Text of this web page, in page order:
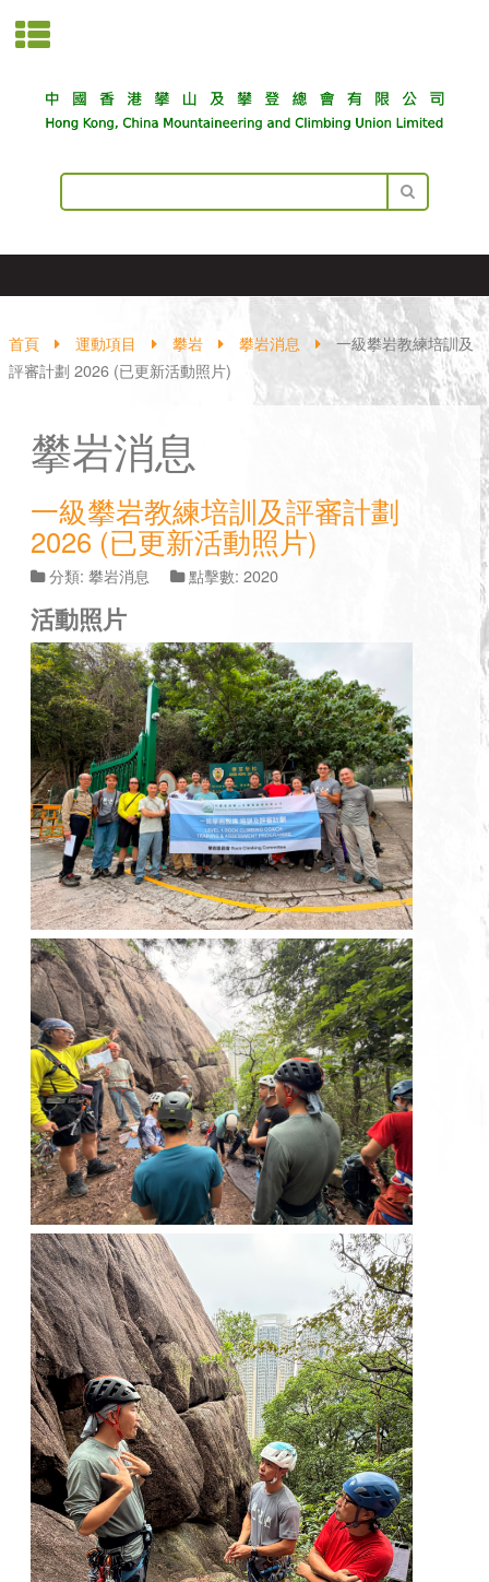
首頁 運動項目 攀岩 攀岩消息
一級攀岩教練培訓及
評審計劃 2026 (已更新活動照片)
攀岩消息
一級攀岩教練培訓及評審計劃
2026 (已更新活動照片)
分類: 攀岩消息 點擊數: 2020
活動照片